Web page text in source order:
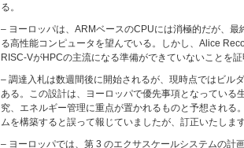
る。
– ヨーロッパは、ARMベースのCPUには消極的だが、最
る高性能コンピュータを望んでいる。しかし、Alice
RISC-VがHPCの主流になる準備ができていないことを
– 調達入札は数週間後に開始されるが、現時点ではビル
ある。この設計は、ヨーロッパで優先事項となっている
究、エネルギー管理に重点が置かれるものと予想される
ムを構築すると誤って報じていましたが、訂正いたしま
– ヨーロッパでは、第 3 のエクサスケールシステムの計